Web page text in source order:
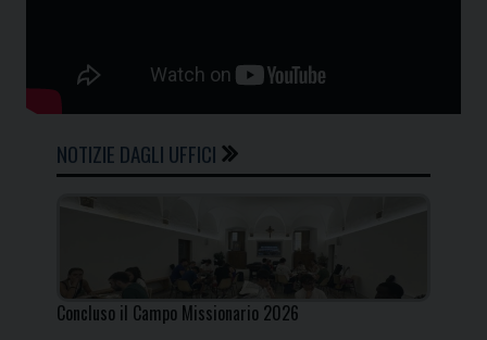
NOTIZIE DAGLI UFFICI
Concluso il Campo Missionario 2026